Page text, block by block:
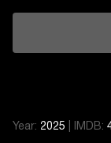
Year: 2025 IMDB: